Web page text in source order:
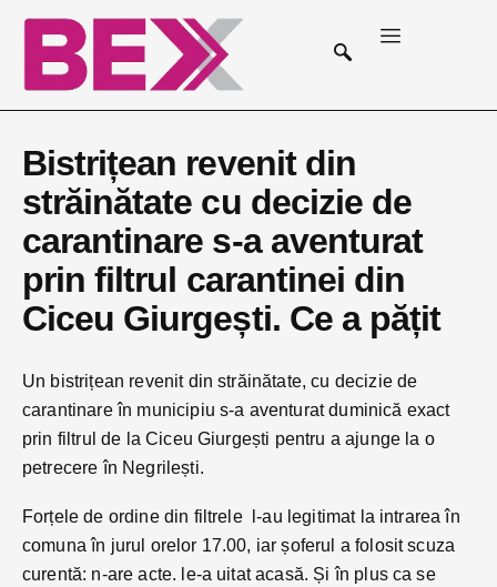
Bistrițean revenit din
străinătate cu decizie de
carantinare s-a aventurat
prin filtrul carantinei din
Ciceu Giurgești. Ce a pățit
Un bistrițean revenit din străinătate, cu decizie de
carantinare în municipiu s-a aventurat duminică exact
prin filtrul de la Ciceu Giurgești pentru a ajunge la o
petrecere în Negrilești.
Forțele de ordine din filtrele l-au legitimat la intrarea în
comuna în jurul orelor 17.00, iar șoferul a folosit scuza
curentă: n-are acte. le-a uitat acasă. Și în plus ca se